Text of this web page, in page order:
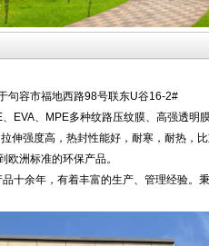
句容市福地西路98号联东U谷16-2#
EVA、MPE多种纹路压纹膜、高强透明
伸强度高，热封性能好，耐寒，耐热，
洲标准的环保产品。
十余年，有着丰富的生产、管理经验。